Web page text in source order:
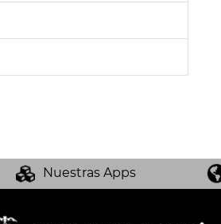
Nuestras Apps